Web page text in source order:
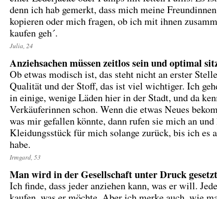
denn ich hab gemerkt, dass mich meine
kopieren oder mich fragen, ob ich mit ihnen
kaufen geh´.
Julia, 24
Anziehsachen müssen zeitlos sein und optimal
Ob etwas modisch ist, das steht nicht an erster
Qualität und der Stoff, das ist viel wichtiger. Ich
in einige, wenige Läden hier in der Stadt, und da
Verkäuferinnen schon. Wenn die etwas Neues
was mir gefallen könnte, dann rufen sie mich an und
Kleidungsstück für mich solange zurück, bis ich es
habe.
Irmgard, 53
Man wird in der Gesellschaft unter Druck gesetzt
Ich finde, dass jeder anziehen kann, was er will.